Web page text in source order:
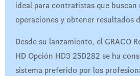
ideal para contratistas que buscan
operaciones y obtener resultados
Desde su lanzamiento, el GRACO
HD Opción HD3 25D282 se ha
sistema preferido por los